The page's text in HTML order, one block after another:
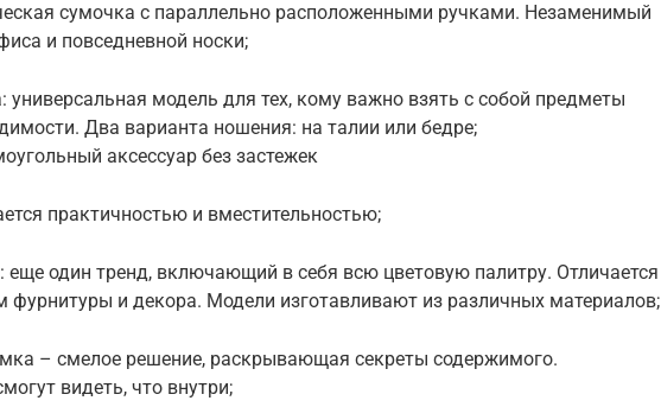
сумочка с параллельно расположенными ручками. Незаменимый
и повседневной носки;
универсальная модель для тех, кому важно взять с собой предметы
Два варианта ношения: на талии или бедре;
аксессуар без застежек
практичностью и вместительностью;
еще один тренд, включающий в себя всю цветовую палитру. Отличается
фурнитуры и декора. Модели изготавливают из различных материалов;
– смелое решение, раскрывающая секреты содержимого.
видеть, что внутри;